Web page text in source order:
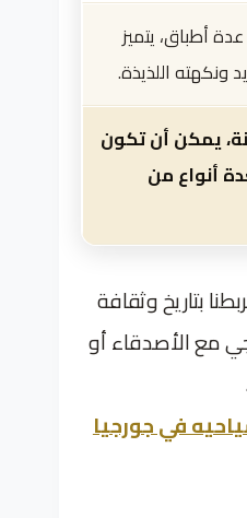
أطباق، يتميز
ونكهته اللذيذة.
يمكن أن تكون
أنواع من
بتاريخ وثقافة
مع الأصدقاء أو
في جورجيا